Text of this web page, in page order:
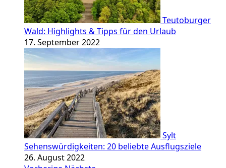
Teutoburger
Wald: Highlights & Tipps für den Urlaub
17. September 2022
Sylt
Sehenswürdigkeiten: 20 beliebte Ausflugsziele
26. August 2022